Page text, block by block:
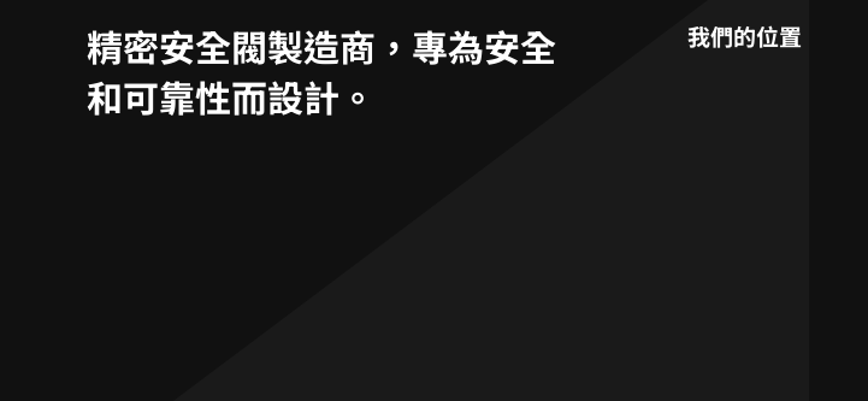
精密安全閥製造商，專為安全
和可靠性而設計。
我們的位置